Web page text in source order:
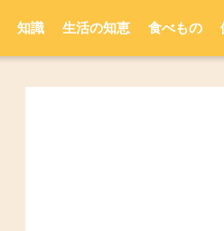
知識 生活の知恵 食べもの